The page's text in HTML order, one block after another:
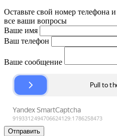
Оставьте свой номер телефона
все ваши вопросы
Ваше имя
Ваш телефон
Ваше сообщение
Отправить